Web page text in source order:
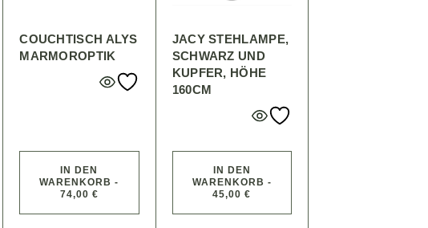
COUCHTISCH ALYS
MARMOROPTIK
IN DEN
WARENKORB -
74,00 €
JACY STEHLAMPE,
SCHWARZ UND
KUPFER, HÖHE
160CM
IN DEN
WARENKORB -
45,00 €